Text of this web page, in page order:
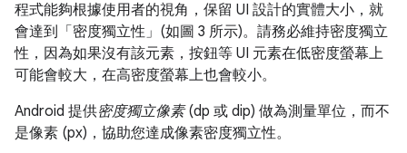
程式能夠根據使用者的視角，保留 UI 設計的實體大小，就
會達到「密度獨立性」(如圖 3 所示)。請務必維持密度獨立
性，因為如果沒有該元素，按鈕等 UI 元素在低密度螢幕上
可能會較大，在高密度螢幕上也會較小。
Android 提供密度獨立像素(dp 或 dip) 做為測量單位，而不
是像素 (px)，協助您達成像素密度獨立性。